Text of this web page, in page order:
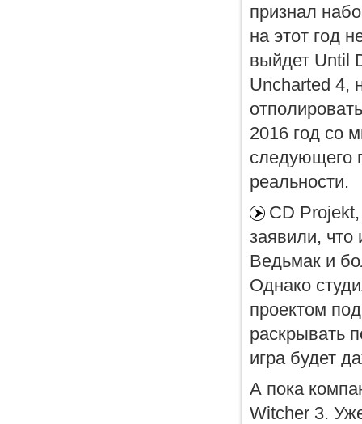
признал
на этот год
выйдет Until
Uncharted 4,
2016 год со
следующего
реальности.
CD
заявили,
Ведьмак и
Однако
проектом
раскрывать
игра будет
А пока
Witcher 3.